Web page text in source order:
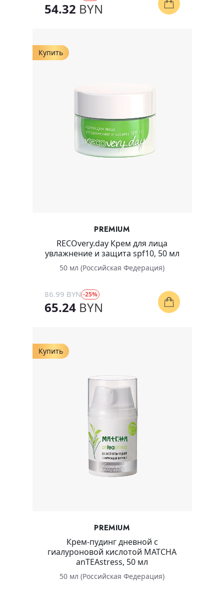
54.32 BYN
Купить
PREMIUM
RECOvery.day Крем для лица
увлажнение и защита spf10, 50 мл
50 мл (Российская Федерация)
86.99 BYN -25%
65.24 BYN
Купить
PREMIUM
Крем-пудинг дневной с
гиалуроновой кислотой MATCHA
anTEAstress, 50 мл
50 мл (Российская Федерация)